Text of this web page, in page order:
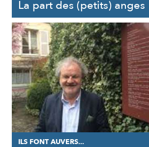
La part des (petits) anges
ILS FONT AUVERS...